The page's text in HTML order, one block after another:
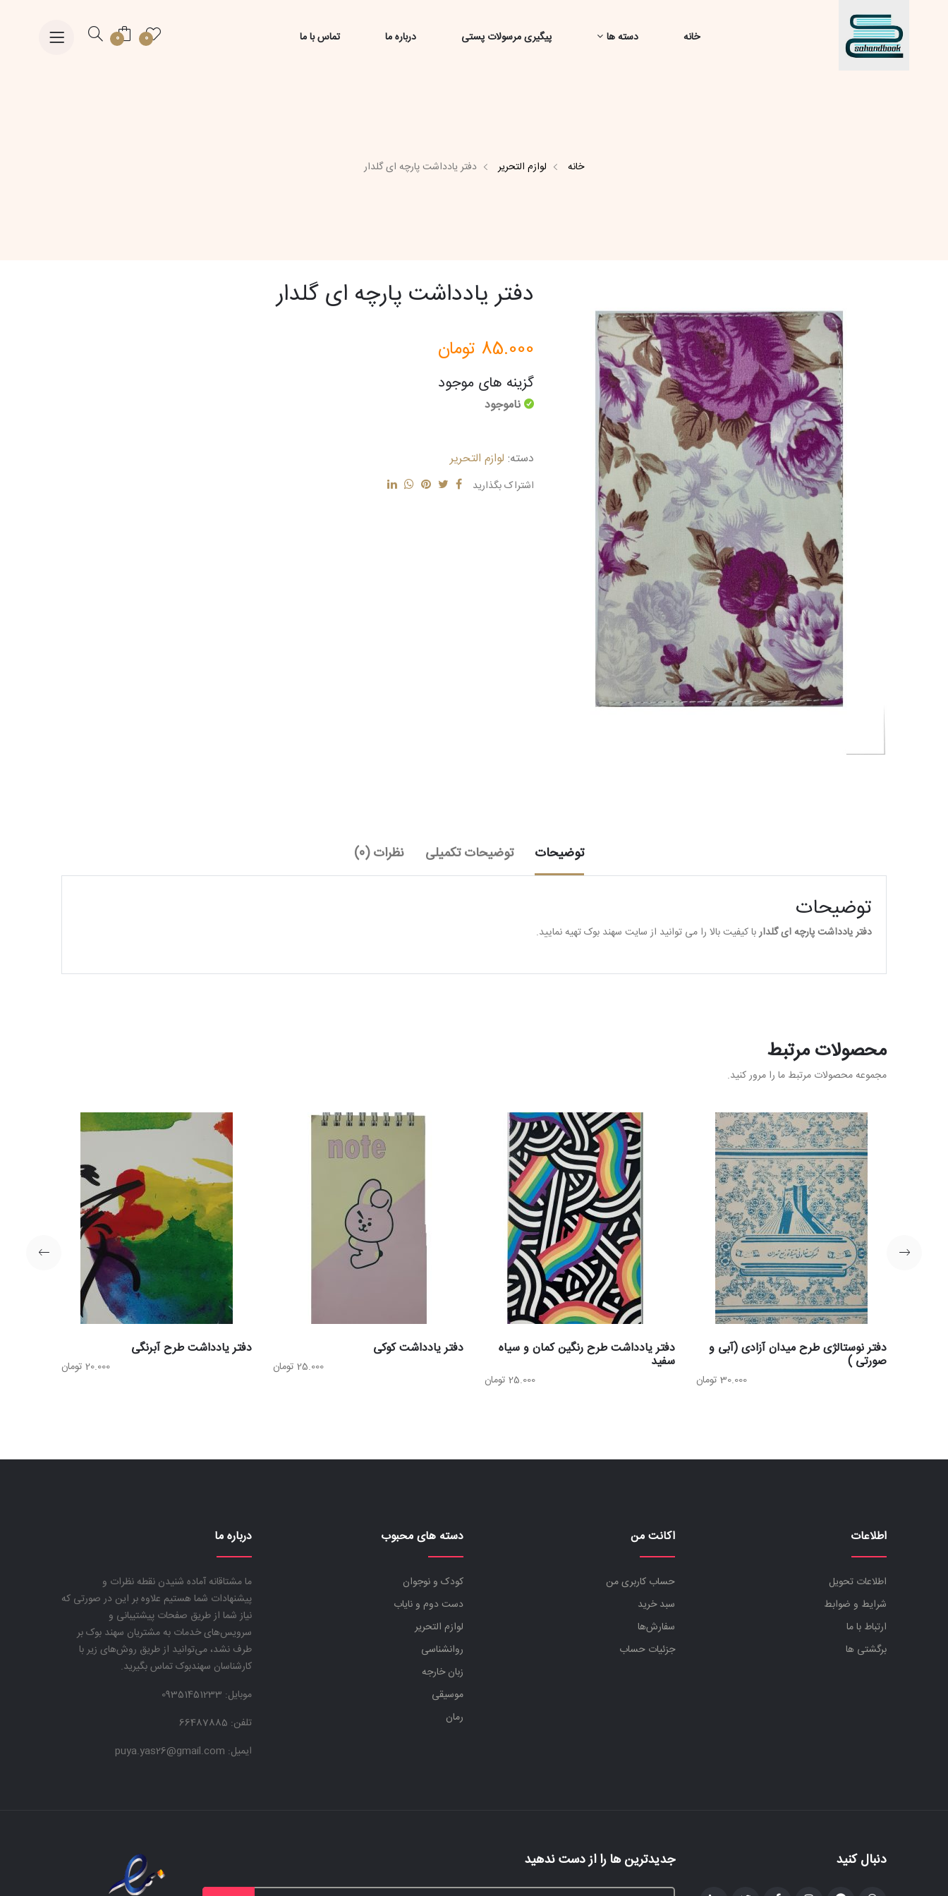
خانه دسته ها پیگیری مرسولات پستی درباره ما تماس با ما 0
0
خانه لوازم التحریر دفتر یادداشت پارچه ای گلدار
دفتر یادداشت پارچه ای گلدار
85.000 تومان
گزینه های موجود
ناموجود
دسته: لوازم التحریر
اشتراک بگذارید
توضیحات توضیحات تکمیلی نظرات (0)
توضیحات
دفتر یادداشت پارچه ای گلداربا کیفیت بالا را می توانید از سایت سهند بوک تهیه نمایید.
محصولات مرتبط
مجموعه محصولات مرتبط ما را مرور کنید.
دفتر نوستالژی طرح میدان آزادی (آبی و
صورتی )
30.000 تومان
دفتر یادداشت طرح رنگین کمان و سیاه
سفید
25.000 تومان
دفتر یادداشت کوکی
25.000 تومان
دفتر یادداشت طرح آبرنگی
20.000 تومان
اطلاعات
اطلاعات تحویل
شرایط و ضوابط
ارتباط با ما
برگشتی ها
اکانت من
حساب کاربری من
سبد خرید
سفارش‌ها
جزئیات حساب
دسته های محبوب
کودک و نوجوان
دست دوم و نایاب
لوازم التحریر
روانشناسی
زبان خارجه
موسیقی
رمان
درباره ما
ما مشتاقانه آماده شنیدن نقطه نظرات و
پیشنهادات شما هستیم علاوه بر این در صورتی که
نیاز شما از طریق صفحات پیشتیبانی و
سرویس‌های خدمات به مشتریان سهند بوک بر
طرف نشد، می‌توانید از طریق روش‌های زیر با
کارشناسان سهندبوک تماس بگیرید.
موبایل:
تلفن: 66487885
ایمیل: puya.yas26@gmail.com
دنبال کنید جدیدترین ها را از دست ندهید